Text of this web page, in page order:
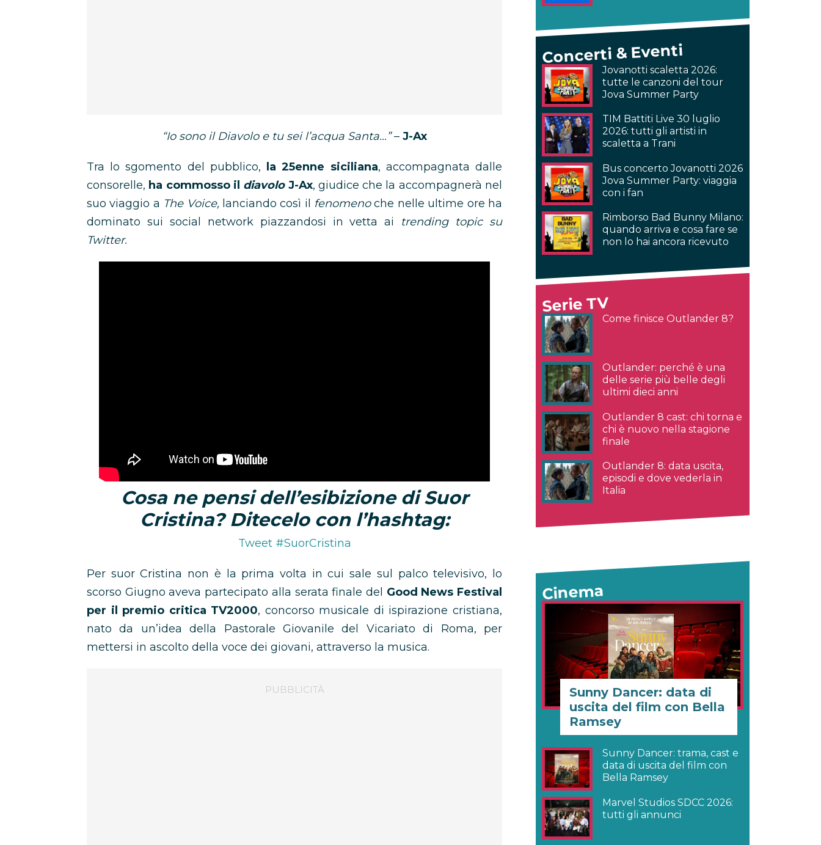
“Io sono il Diavolo e tu sei l’acqua Santa…”– J-Ax
Tra lo sgomento del pubblico, la 25enne siciliana, accompagnata dalle
consorelle, ha commosso il diavolo J-Ax, giudice che la accompagnerà nel
suo viaggio a The Voice, lanciando così il fenomenoche nelle ultime ore ha
dominato sui social network piazzandosi in vetta ai trending topic su
Twitter.
Cosa ne pensi dell’esibizione di Suor
Cristina? Ditecelo con l’hashtag:
Tweet #SuorCristina
Per suor Cristina non è la prima volta in cui sale sul palco televisivo, lo
scorso Giugno aveva partecipato alla serata finale del Good News Festival
per il premio critica TV2000, concorso musicale di ispirazione cristiana,
nato da un’idea della Pastorale Giovanile del Vicariato di Roma, per
mettersi in ascolto della voce dei giovani, attraverso la musica.
Concerti & Eventi
Jovanotti scaletta 2026:
tutte le canzoni del tour
Jova Summer Party
TIM Battiti Live 30 luglio
2026: tutti gli artisti in
scaletta a Trani
Bus concerto Jovanotti 2026
Jova Summer Party: viaggia
con i fan
Rimborso Bad Bunny Milano:
quando arriva e cosa fare se
non lo hai ancora ricevuto
Serie TV
Come finisce Outlander 8?
Outlander: perché è una
delle serie più belle degli
ultimi dieci anni
Outlander 8 cast: chi torna e
chi è nuovo nella stagione
finale
Outlander 8: data uscita,
episodi e dove vederla in
Italia
Cinema
Sunny Dancer: data di
uscita del film con Bella
Ramsey
Sunny Dancer: trama, cast e
data di uscita del film con
Bella Ramsey
Marvel Studios SDCC 2026:
tutti gli annunci